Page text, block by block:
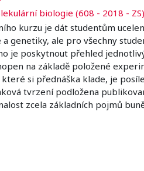
biologie (608 - 2018 - ZS)
kurzu je dát studentům
genetiky, ale pro všechny
je poskytnout přehled
na základě položené
které si přednáška klade, je
tvrzení podložena
zcela základních pojmů